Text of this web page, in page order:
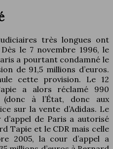
très longues ont
le 7 novembre 1996, le
a pourtant condamné le
de 91,5 millions d’euros.
cette provision. Le 12
a alors réclamé 990
(donc à l’État, donc aux
sur la vente d’Adidas. Le
de Paris a autorisé
Tapie et le CDR mais celle
2005, la cour d’appel a